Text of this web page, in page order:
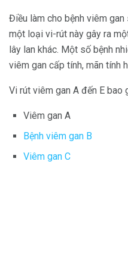
Điều làm cho bệnh viêm
một loại vi-rút này gây ra
lây lan khác. Một số bệnh
viêm gan cấp tính, mãn tính
Vi rút viêm gan A đến E bao
Viêm gan A
Bệnh viêm gan B
Viêm gan C